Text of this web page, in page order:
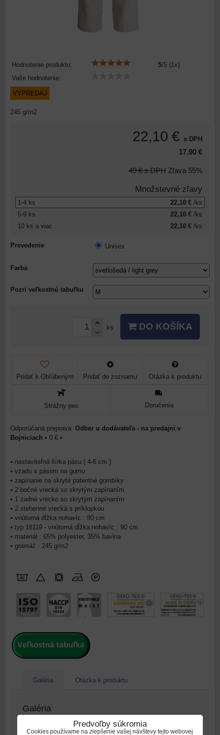
Hodnotenie produktu: 5/5 (1x)
Vaše hodnotenie:
VÝPREDAJ
245 g/m2
22,10 € s DPH
17,90 €
49 € s DPH Zľava 55%
Množstevné zľavy
1-4 ks 22,10 € /ks
5-9 ks 22,10 € /ks
10 ks a viac 22,10 € /ks
Prevedenie Unisex
Farba
Pozri veľkostnú tabuľku
ks DO KOŠÍKA
Pridať k Obľúbeným Pridať do zoznamu Otázka k produktu
Strážny pes Doručenia
Odber u dodávateľa - na predajni v
Bojniciach • 0 € •
• nastaviteľná šírka pásu ( 4-6 cm )
• vzadu s pásom na gumu
• zapínanie na skryté patentné gombíky
• 2 bočné vrecká so skrytým zapínaním
• 1 zadné vrecko so skrytým zapínaním
• 2 stehenné vrecká s príklopkou
• vnútorná dĺžka nohavíc : 80 cm
• typ 18119 - vnútorná dĺžka nohavíc : 90 cm
• materiál : 65% polyester, 35% bavlna
• gramáž : 245 g/m2
Galéria Otázka k produktu
Galéria
Predvoľby súkromia
Cookies používame na zlepšenie vašej návštevy tejto webovej